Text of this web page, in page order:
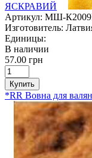
ЯСКРАВИЙ
Артикул: МШ-
Изготовитель:
Единицы:
В наличии
57.00 грн
Купить
*RR Вовна для